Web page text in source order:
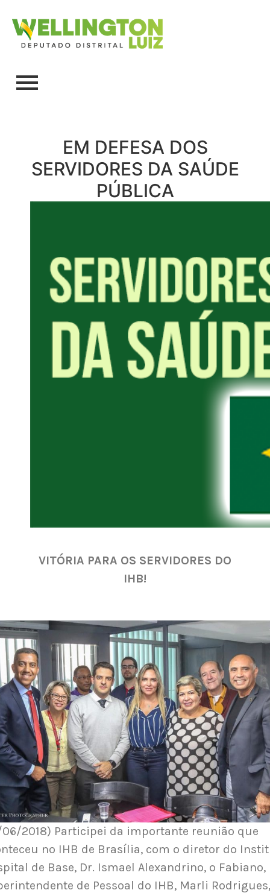
EM DEFESA DOS
SERVIDORES DA SAÚDE
PÚBLICA
VITÓRIA PARA OS SERVIDORES DO
IHB!
06/2018) Participei da importante reunião que
no IHB de Brasília, com o diretor do
de Base, Dr. Ismael Alexandrino, o Fabiano,
de Pessoal do IHB, Marli Rodrigues,